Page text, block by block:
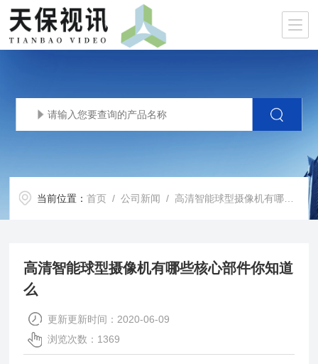
当前位置：首页 /公司新闻 / 高清智能球型摄像机有哪些核心部件你知道么
高清智能球型摄像机有哪些核心部件你知道
么
更新更新时间：2020-06-09
浏览次数：1369